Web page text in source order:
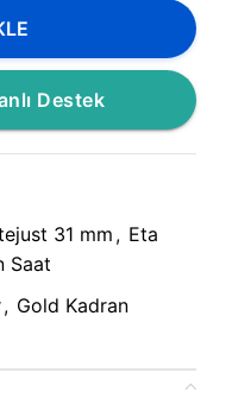
Destek
31 mm, Eta
Saat
, Gold Kadran